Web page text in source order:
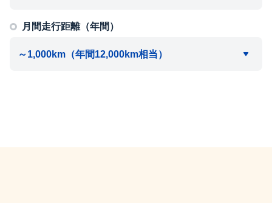
月間走行距離（年間）